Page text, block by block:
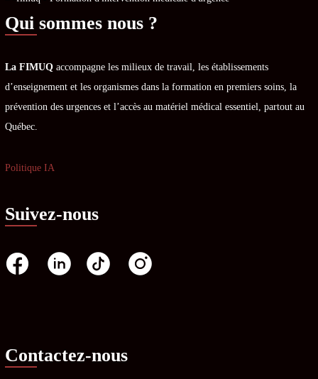
Qui sommes nous ?
La FIMUQ accompagne les milieux de travail, les établissements
d’enseignement et les organismes dans la formation en premiers soins, la
prévention des urgences et l’accès au matériel médical essentiel, partout au
Québec.
Politique IA
Suivez-nous
Contactez-nous